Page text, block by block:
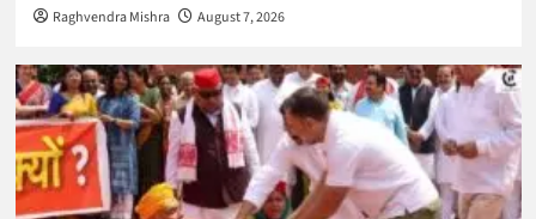
Raghvendra Mishra August 7, 2026